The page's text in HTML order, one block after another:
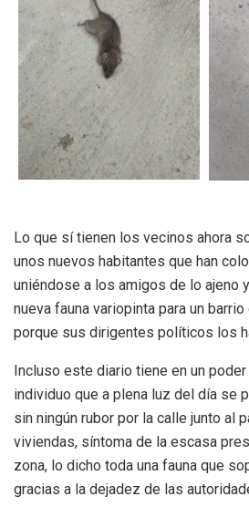
Lo que sí tienen los vecinos ahora
unos nuevos habitantes que han
uniéndose a los amigos de lo ajeno
nueva fauna variopinta para un
porque sus dirigentes políticos los
Incluso este diario tiene en un
individuo que a plena luz del día se
sin ningún rubor por la calle junto al
viviendas, síntoma de la escasa
zona, lo dicho toda una fauna que
gracias a la dejadez de las